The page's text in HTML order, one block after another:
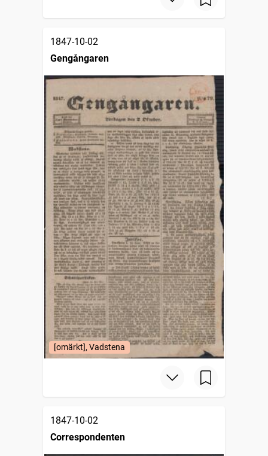
1847-10-02
Gengångaren
[omärkt], Vadstena
1847-10-02
Correspondenten